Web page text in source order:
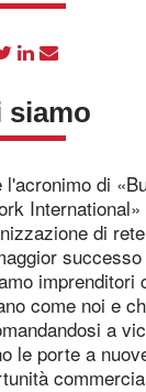
siamo
l'acronimo di
International»
di
imprenditori
come noi e
a
le porte a